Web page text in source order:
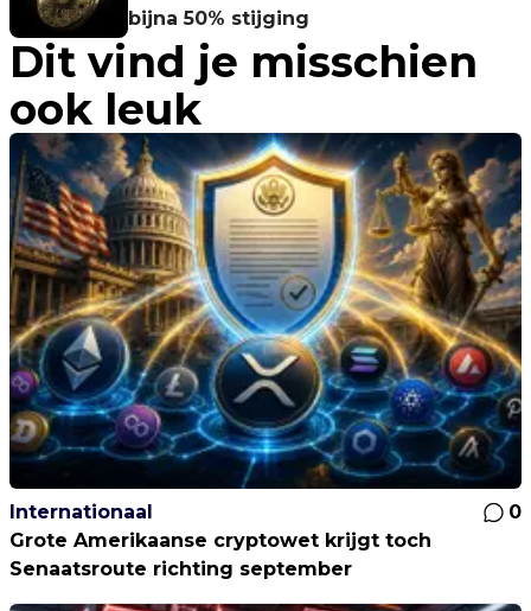
bijna 50% stijging
Dit vind je misschien
ook leuk
Internationaal
0
Grote Amerikaanse cryptowet krijgt toch
Senaatsroute richting september